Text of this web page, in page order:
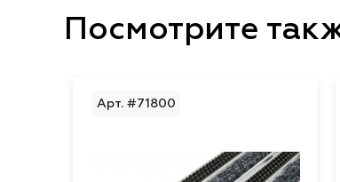
Посмотрите
Арт. #71800